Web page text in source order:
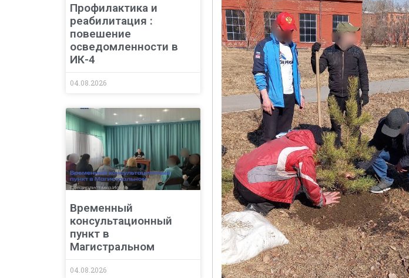
Профилактика и
реабилитация :
повешение
осведомленности в
ИК-4
04.08.2026
Временный
консультационный
пункт в
Магистральном
04.08.2026